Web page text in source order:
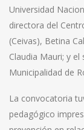
Universidad
directora del
(Ceivas), Betina
Claudia Mauri; y
Municipalidad de
La convocatoria
pedagógico